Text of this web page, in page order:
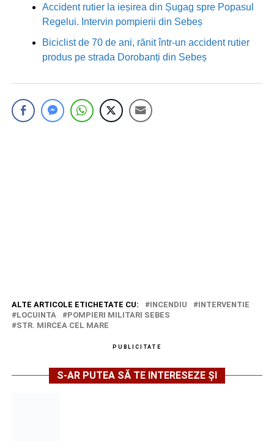
Accident rutier la ieșirea din Șugag spre Popasul
Regelui. Intervin pompierii din Sebeș
Biciclist de 70 de ani, rănit într-un accident rutier
produs pe strada Dorobanți din Sebeș
ALTE ARTICOLE ETICHETATE CU: INCENDIU
INTERVENTIE
LOCUINTA
POMPIERI MILITARI SEBES
STR. MIRCEA CEL MARE
PUBLICITATE
S-AR PUTEA SĂ TE INTERESEZE ȘI